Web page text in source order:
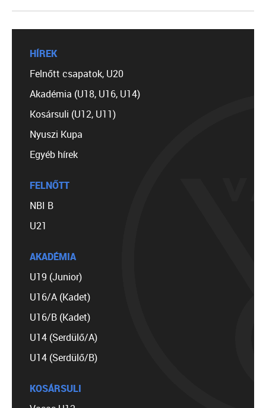
HÍREK
Felnőtt csapatok, U20
Akadémia (U18, U16, U14)
Kosársuli (U12, U11)
Nyuszi Kupa
Egyéb hírek
FELNŐTT
NBI B
U21
AKADÉMIA
U19 (Junior)
U16/A (Kadet)
U16/B (Kadet)
U14 (Serdülő/A)
U14 (Serdülő/B)
KOSÁRSULI